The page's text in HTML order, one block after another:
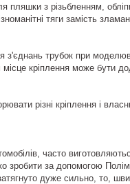
пляшки з різьбленням,
тяги замість
трубок при
кріплення може бути
різні кріплення і
часто
зробити за допомогою
дуже сильно, то,